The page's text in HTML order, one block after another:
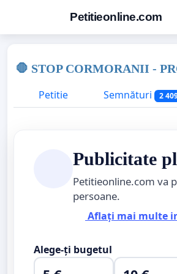
Petitieonline.com
🛑 STOP CORMORANII -
Petitie
Semnături 2
Publicitate
Petitieonline.com va
persoane.
Aflați mai multe
Alege-ți bugetul